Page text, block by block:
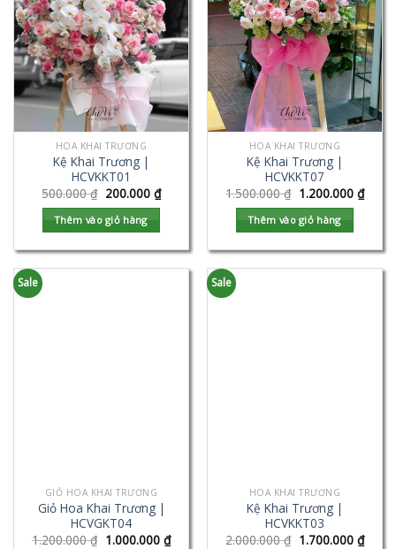
HOA KHAI TRƯƠNG
Kệ Khai Trương |
HCVKKT01
500.000₫ 200.000 ₫
Thêm vào giỏ hàng
HOA KHAI TRƯƠNG
Kệ Khai Trương |
HCVKKT07
1.500.000₫ 1.200.000 ₫
Thêm vào giỏ hàng
Sale
GIỎ HOA KHAI TRƯƠNG
Giỏ Hoa Khai Trương |
HCVGKT04
1.200.000₫ 1.000.000 ₫
Sale
HOA KHAI TRƯƠNG
Kệ Khai Trương |
HCVKKT03
2.000.000₫ 1.700.000 ₫